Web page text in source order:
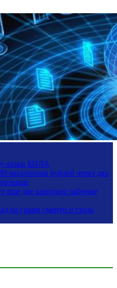
атаки БПЛА
миллионов рублей через два
еще две короткие рабочие
на грани смерти и стала